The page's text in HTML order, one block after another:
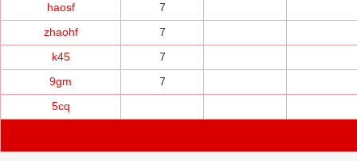
haosf
7
zhaohf
7
k45
7
9gm
7
5cq